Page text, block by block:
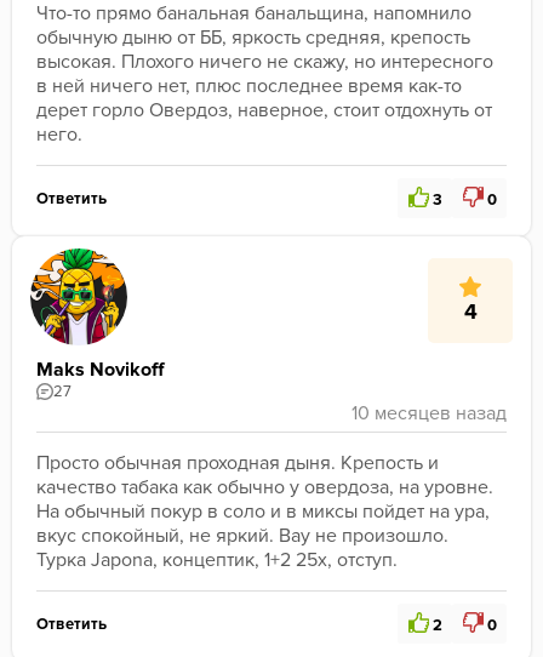
Что-то прямо банальная банальщина, напомнило
обычную дыню от ББ, яркость средняя, крепость
высокая. Плохого ничего не скажу, но интересного
в ней ничего нет, плюс последнее время как-то
дерет горло Овердоз, наверное, стоит отдохнуть от
него.
Ответить 3 0
4
Maks Novikoff
27
Просто обычная проходная дыня. Крепость и
качество табака как обычно у овердоза, на уровне.
На обычный покур в соло и в миксы пойдет на ура,
вкус спокойный, не яркий. Вау не произошло.
Турка Japona, концептик, 1+2 25х, отступ.
Ответить 2 0